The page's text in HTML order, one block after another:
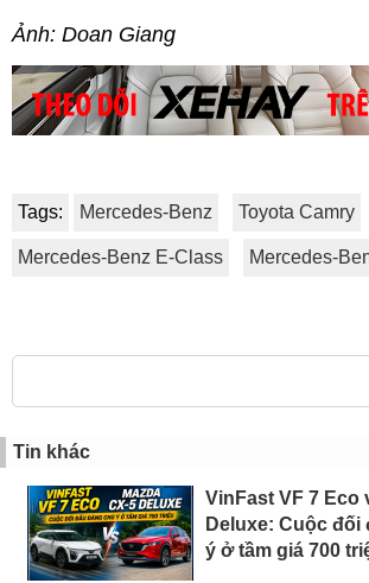
Ảnh: Doan Giang
Tags: Mercedes-Benz Toyota Camry
Mercedes-Benz E-Class Mercedes-
Tin khác
VinFast VF 7 Eco
Deluxe: Cuộc đối
ý ở tầm giá 700